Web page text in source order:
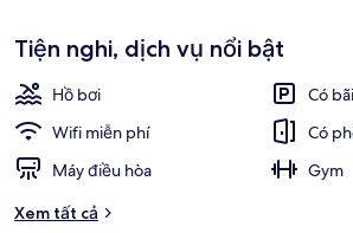
Tiện nghi, dịch vụ nổi bật
Hồ bơi
Có
Wifi miễn phí
Có
Máy điều hòa
Gym
Xem tất cả